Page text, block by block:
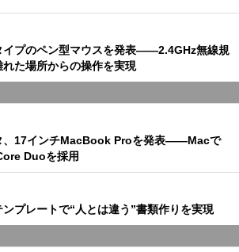
イプのペン型マウスを発表――2.4GHz無線規
た場所からの操作を実現
、17インチMacBook Proを発表――Macで
Duoを採用
ンプレートで“人とは違う”書類作りを実現